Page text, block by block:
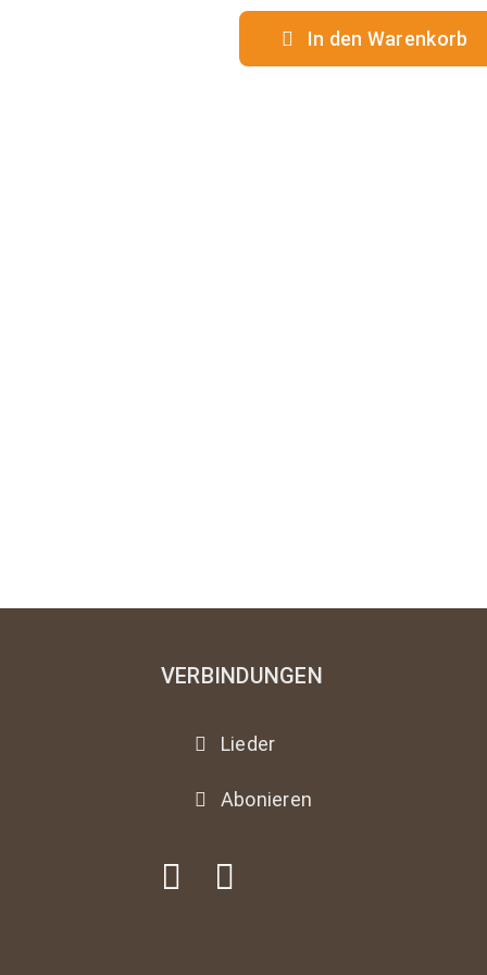
In den Warenkorb
VERBINDUNGEN
Lieder
Abonieren